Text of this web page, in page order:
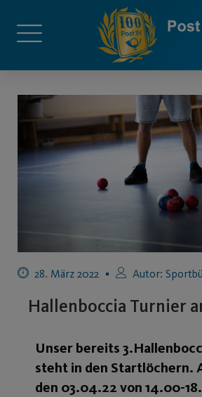
28. März 2022 Autor:
Hallenboccia Turnier
Unser bereits
steht in den Startlöchern.
den 03.04.22 von 14.00-